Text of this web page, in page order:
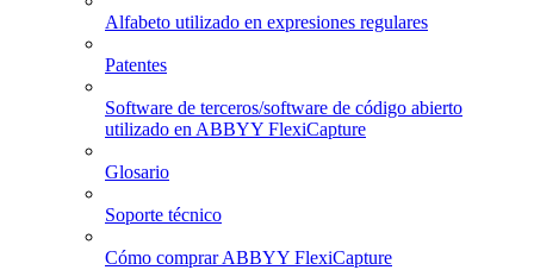
Alfabeto utilizado en expresiones regulares
Patentes
Software de terceros/software de código abierto
utilizado en ABBYY FlexiCapture
Glosario
Soporte técnico
Cómo comprar ABBYY FlexiCapture